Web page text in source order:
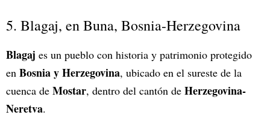
5. Blagaj, en Buna, Bosnia-Herzegovina
Blagaj es un pueblo con historia y patrimonio protegido
en Bosnia y Herzegovina, ubicado en el sureste de la
cuenca de Mostar, dentro del cantón de Herzegovina-
Neretva.